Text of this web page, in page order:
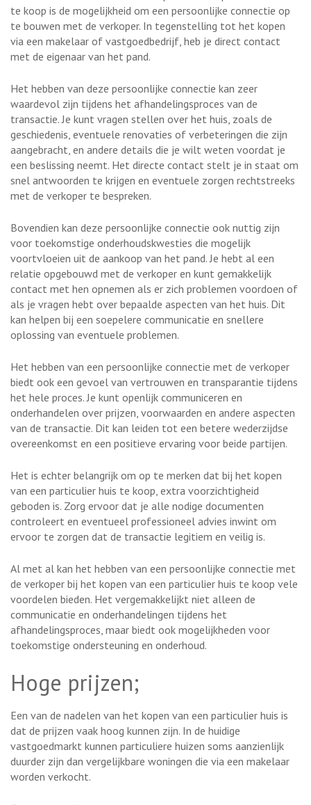
te koop is de mogelijkheid om een persoonlijke connectie op
te bouwen met de verkoper. In tegenstelling tot het kopen
via een makelaar of vastgoedbedrijf, heb je direct contact
met de eigenaar van het pand.
Het hebben van deze persoonlijke connectie kan zeer
waardevol zijn tijdens het afhandelingsproces van de
transactie. Je kunt vragen stellen over het huis, zoals de
geschiedenis, eventuele renovaties of verbeteringen die zijn
aangebracht, en andere details die je wilt weten voordat je
een beslissing neemt. Het directe contact stelt je in staat om
snel antwoorden te krijgen en eventuele zorgen rechtstreeks
met de verkoper te bespreken.
Bovendien kan deze persoonlijke connectie ook nuttig zijn
voor toekomstige onderhoudskwesties die mogelijk
voortvloeien uit de aankoop van het pand. Je hebt al een
relatie opgebouwd met de verkoper en kunt gemakkelijk
contact met hen opnemen als er zich problemen voordoen of
als je vragen hebt over bepaalde aspecten van het huis. Dit
kan helpen bij een soepelere communicatie en snellere
oplossing van eventuele problemen.
Het hebben van een persoonlijke connectie met de verkoper
biedt ook een gevoel van vertrouwen en transparantie tijdens
het hele proces. Je kunt openlijk communiceren en
onderhandelen over prijzen, voorwaarden en andere aspecten
van de transactie. Dit kan leiden tot een betere wederzijdse
overeenkomst en een positieve ervaring voor beide partijen.
Het is echter belangrijk om op te merken dat bij het kopen
van een particulier huis te koop, extra voorzichtigheid
geboden is. Zorg ervoor dat je alle nodige documenten
controleert en eventueel professioneel advies inwint om
ervoor te zorgen dat de transactie legitiem en veilig is.
Al met al kan het hebben van een persoonlijke connectie met
de verkoper bij het kopen van een particulier huis te koop vele
voordelen bieden. Het vergemakkelijkt niet alleen de
communicatie en onderhandelingen tijdens het
afhandelingsproces, maar biedt ook mogelijkheden voor
toekomstige ondersteuning en onderhoud.
Hoge prijzen;
Een van de nadelen van het kopen van een particulier huis is
dat de prijzen vaak hoog kunnen zijn. In de huidige
vastgoedmarkt kunnen particuliere huizen soms aanzienlijk
duurder zijn dan vergelijkbare woningen die via een makelaar
worden verkocht.